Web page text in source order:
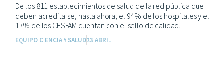
De los 811 establecimientos de salud de la red pública que
deben acreditarse, hasta ahora, el 94% de los hospitales y el
17% de los CESFAM cuentan con el sello de calidad.
EQUIPO CIENCIA Y SALUD23 ABRIL